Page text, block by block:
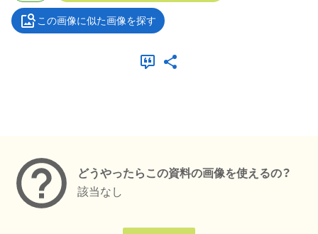
この画像に似た画像を探す
どうやったらこの資料の画像を使えるの？
該当なし